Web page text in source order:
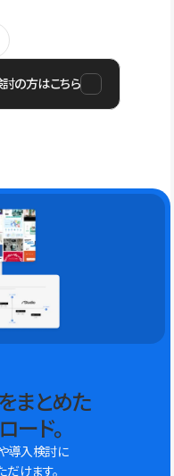
の方はこちら
まとめた
ード。
導入検討に
けます。